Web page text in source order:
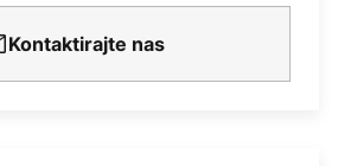
Kontaktirajte nas